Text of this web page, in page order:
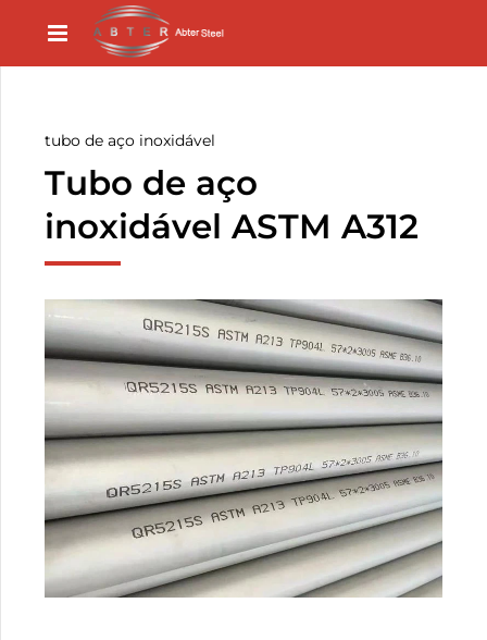
tubo de aço inoxidável
Tubo de aço
inoxidável ASTM A312